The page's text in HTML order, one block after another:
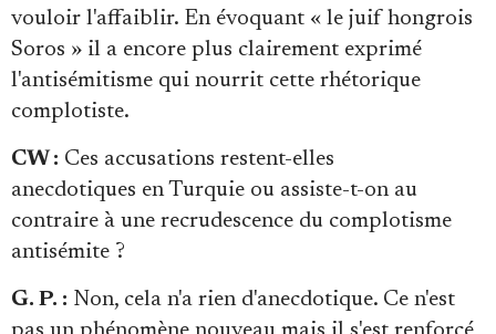
vouloir l'affaiblir. En évoquant « le juif hongrois
Soros » il a encore plus clairement exprimé
l'antisémitisme qui nourrit cette rhétorique
complotiste.
CW : Ces accusations restent-elles
anecdotiques en Turquie ou assiste-t-on au
contraire à une recrudescence du complotisme
antisémite ?
G. P. : Non, cela n'a rien d'anecdotique. Ce n'est